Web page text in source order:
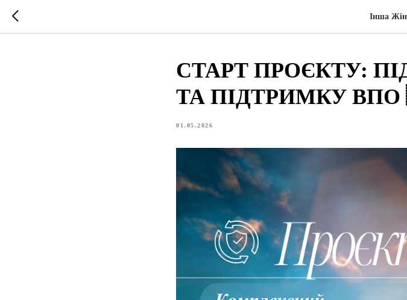
Інша
СТАРТ ПРОЄКТУ:
ТА ПІДТРИМКУ
01.05.2026